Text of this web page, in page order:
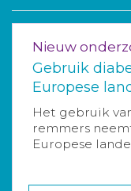
Nieuw
Gebruik
Europese
Het gebruik
remmers
Europese